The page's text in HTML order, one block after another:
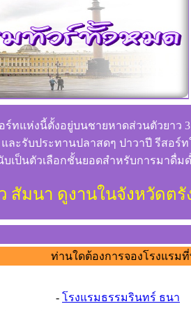
ร์ทแห่งนี้ตั้งอยู่บนชายหาดส่วนตัวยาว
ละรับประทานปลาสดๆ ปาวาปี รีสอ
เป็นตัวเลือกชั้นยอดสำหรับการมาดื่
สัมนา ดูงานในจังหวัดตรั
ท่านใดต้องการจองโรงแรม
- โรงแรมธรรมรินทร์ ธนา